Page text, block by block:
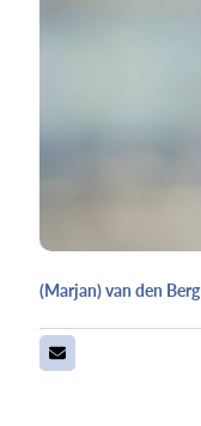
(Marjan) van den Berg